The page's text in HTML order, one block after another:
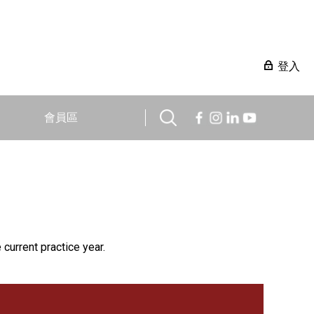
登入
會員區
practice year.